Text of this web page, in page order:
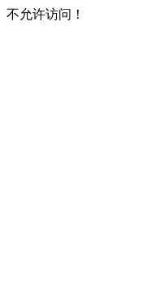
不允许访问！